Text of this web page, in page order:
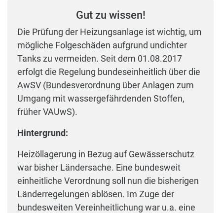
Ihren Heizöltank melden sich telefonisch mit
einer kostenlosen und unverbindlichen
Beratung.
Die tankschutz Fago GmbH ist
Tankreinigungsfachbetrieb nach § 19 l WHG
(Wasserhaushaltsgesetz).
Gut zu wissen!
Die Prüfung der Heizungsanlage ist wichtig, um
mögliche Folgeschäden aufgrund undichter
Tanks zu vermeiden. Seit dem 01.08.2017
erfolgt die Regelung bundeseinheitlich über die
AwSV (Bundesverordnung über Anlagen zum
Umgang mit wassergefährdenden Stoffen,
früher VAUwS).
Hintergrund:
Heizöllagerung in Bezug auf Gewässerschutz
war bisher Ländersache. Eine bundesweit
einheitliche Verordnung soll nun die bisherigen
Länderregelungen ablösen. Im Zuge der
bundesweiten Vereinheitlichung war u.a. eine